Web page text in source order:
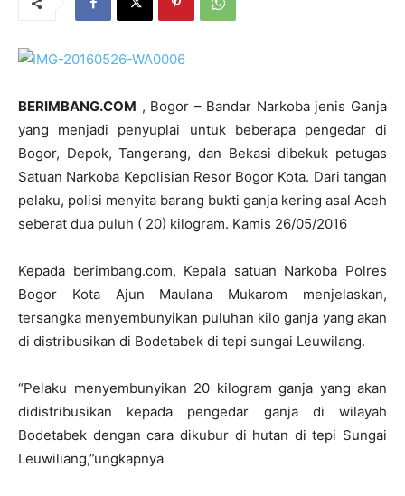
BERIMBANG.COM , Bogor – Bandar Narkoba jenis Ganja
yang menjadi penyuplai untuk beberapa pengedar di
Bogor, Depok, Tangerang, dan Bekasi dibekuk petugas
Satuan Narkoba Kepolisian Resor Bogor Kota. Dari tangan
pelaku, polisi menyita barang bukti ganja kering asal Aceh
seberat dua puluh ( 20) kilogram. Kamis 26/05/2016
Kepada berimbang.com, Kepala satuan Narkoba Polres
Bogor Kota Ajun Maulana Mukarom menjelaskan,
tersangka menyembunyikan puluhan kilo ganja yang akan
di distribusikan di Bodetabek di tepi sungai Leuwilang.
“Pelaku menyembunyikan 20 kilogram ganja yang akan
didistribusikan kepada pengedar ganja di wilayah
Bodetabek dengan cara dikubur di hutan di tepi Sungai
Leuwiliang,”ungkapnya